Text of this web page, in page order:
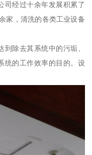
司经过十余年发展积累了
家，清洗的各类工业设备
除去其系统中的污垢、
统的工作效率的目的。设